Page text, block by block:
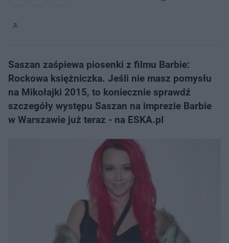
Saszan zaśpiewa piosenki z filmu Barbie:
Rockowa księżniczka. Jeśli nie masz pomysłu
na Mikołajki 2015, to koniecznie sprawdź
szczegóły występu Saszan na imprezie Barbie
w Warszawie już teraz - na ESKA.pl